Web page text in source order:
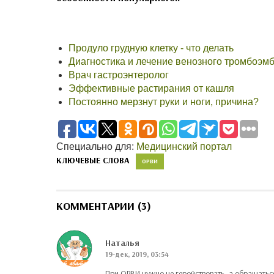
Продуло грудную клетку - что делать
Диагностика и лечение венозного
Врач гастроэнтеролог
Эффективные растирания от кашля
Постоянно мерзнут руки и ноги, причина?
Специально для: Медицинский портал
КЛЮЧЕВЫЕ СЛОВА ОРВИ
КОММЕНТАРИИ (3)
Наталья
19-дек, 2019, 03:54